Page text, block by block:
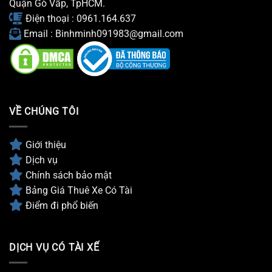
Quận Gò Vấp, TpHCM.
Điện thoại : 0961.164.637
Email : Binhminh091983@gmail.com
VỀ CHÚNG TÔI
Giới thiệu
Dịch vụ
Chính sách bảo mật
Bảng Giá Thuê Xe Có Tài
Điểm đi phổ biến
DỊCH VỤ CÓ TÀI XẾ